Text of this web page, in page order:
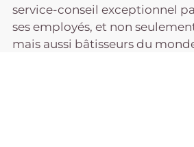
service-conseil exceptionnel
ses employés, et non
mais aussi bâtisseurs du